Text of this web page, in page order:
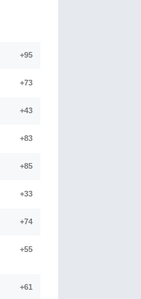
+95
+73
+43
+83
+85
+33
+74
+55
+61